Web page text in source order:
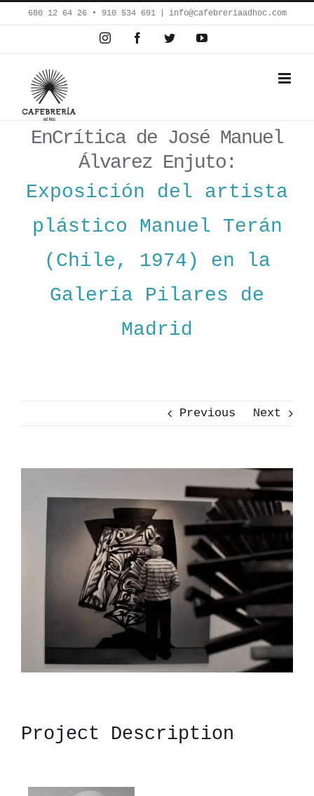
Saltar
al
contenido
680 12 64 26‬ • 910 534 691 info@cafebreriaadhoc.com
InstagramFacebookTwitterYouTube
EnCrítica de José Manuel
Álvarez Enjuto:
Exposición del artista
plástico Manuel Terán
(Chile, 1974) en la
Galería Pilares de
Madrid
Previous Next
Larger
Image
Project Description